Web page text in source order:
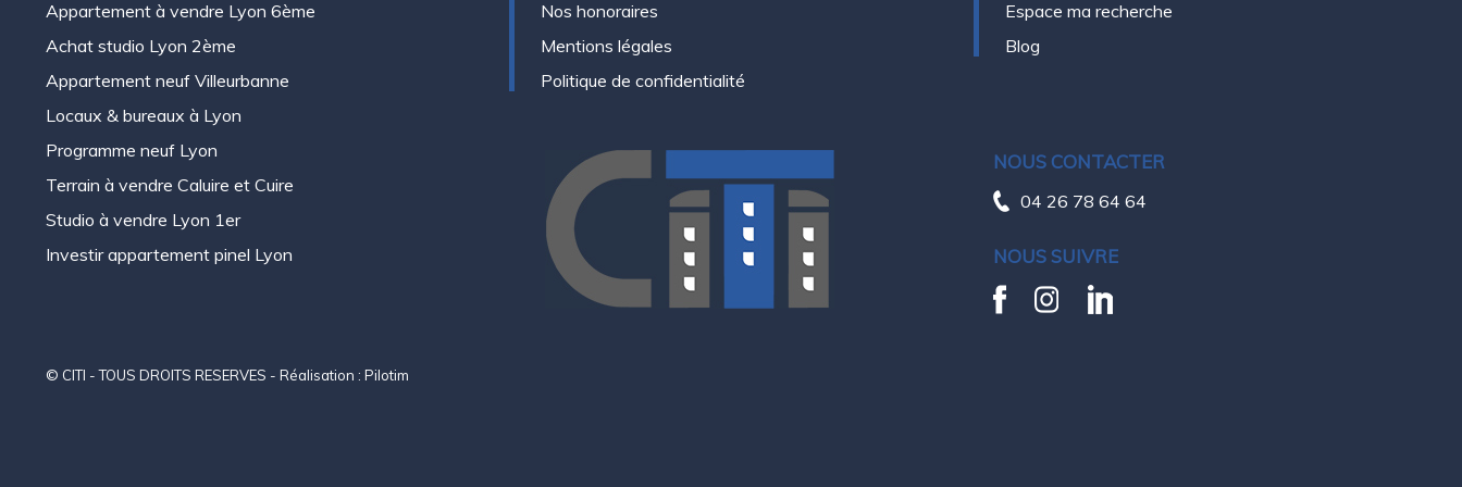
Appartement à vendre Lyon 6ème
Achat studio Lyon 2ème
Appartement neuf Villeurbanne
Locaux & bureaux à Lyon
Programme neuf Lyon
Terrain à vendre Caluire et Cuire
Studio à vendre Lyon 1er
Investir appartement pinel Lyon
Nos honoraires
Mentions légales
Politique de confidentialité
Espace ma recherche
Blog
NOUS CONTACTER
04 26 78 64 64
NOUS SUIVRE
© CITI - TOUS DROITS RESERVES - Réalisation : Pilotim